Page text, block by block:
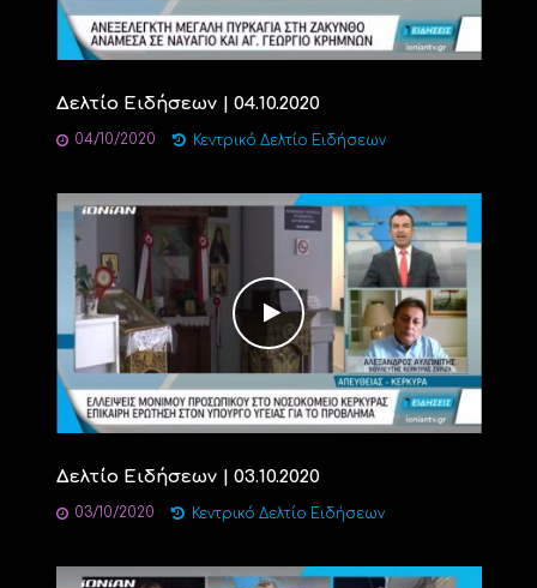
Δελτίο Ειδήσεων | 04.10.2020
04/10/2020 Κεντρικό Δελτίο Ειδήσεων
Δελτίο Ειδήσεων | 03.10.2020
03/10/2020 Κεντρικό Δελτίο Ειδήσεων